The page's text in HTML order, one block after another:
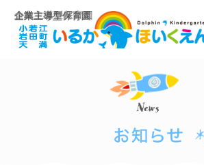
企業主導型保育園